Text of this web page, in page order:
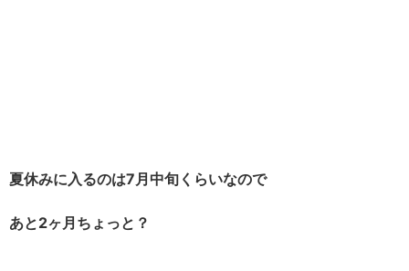
夏休みに入るのは7月中旬くらいなので
あと2ヶ月ちょっと？